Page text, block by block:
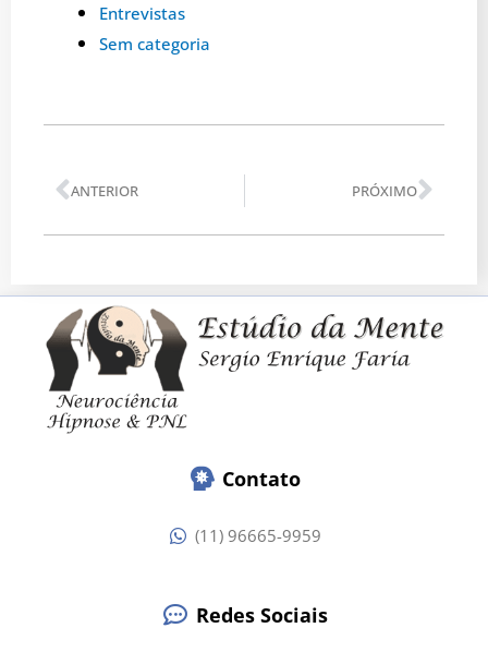
Entrevistas
Sem categoria
Anterior
ANTERIOR PRÓXIMO
Contato
(11) 96665-9959
Redes Sociais